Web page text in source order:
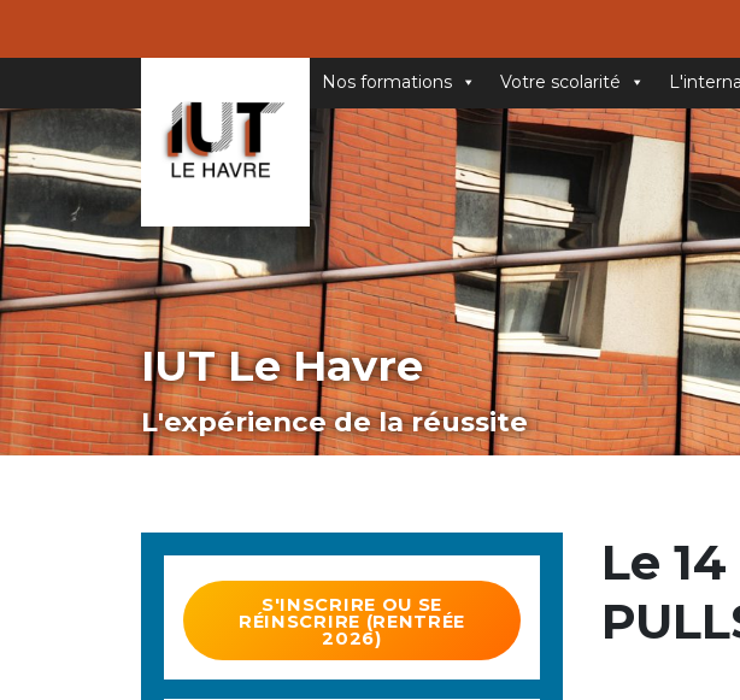
Nos formations Votre scolarité
IUT Le Havre
L'expérience de la réussite
S'INSCRIRE OU SE
RÉINSCRIRE (RENTRÉE
2026)
Le